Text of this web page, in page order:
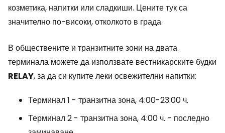
козметика, напитки или сладкиши. Цените тук са
значително по-високи, отколкото в града.
В обществените и транзитните зони на двата
терминала можете да използвате вестникарските будки
RELAY, за да си купите леки освежителни напитки:
Терминал 1 - транзитна зона, 4:00-23:00 ч.
Терминал 2 - транзитна зона, 4:00 ч. - последно